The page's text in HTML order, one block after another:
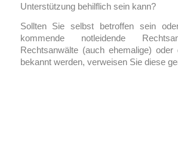
Unterstützung behilflich sein kann?
Sollten Sie selbst betroffen sein
kommende notleidende
Rechtsanwälte (auch ehemalige) oder
bekannt werden, verweisen Sie diese